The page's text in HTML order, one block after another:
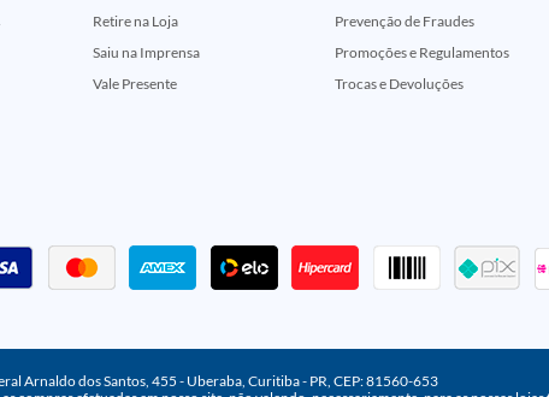
Retire na Loja
Saiu na Imprensa
Vale Presente
Prevenção de Fraudes
Promoções e Regulamentos
Trocas e Devoluções
Arnaldo dos Santos, 455 - Uberaba, Curitiba - PR, CEP: 81560-653